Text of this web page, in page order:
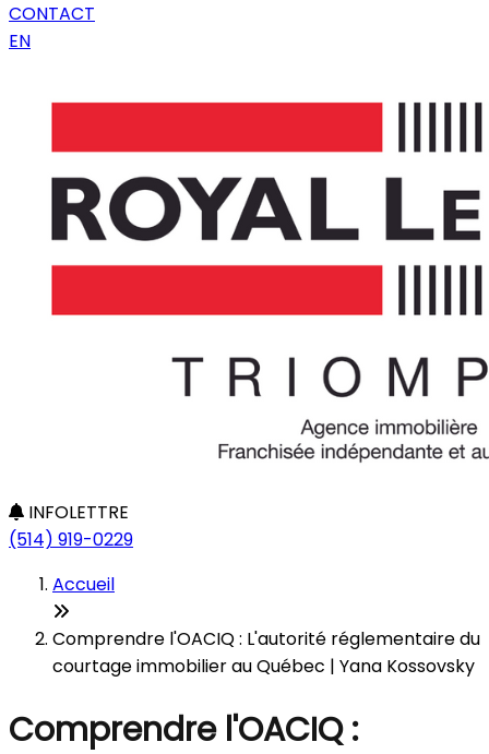
CONTACT
EN
INFOLETTRE
(514) 919-0229
Accueil
Comprendre l'OACIQ : L'autorité réglementaire du
courtage immobilier au Québec | Yana Kossovsky
Comprendre l'OACIQ :